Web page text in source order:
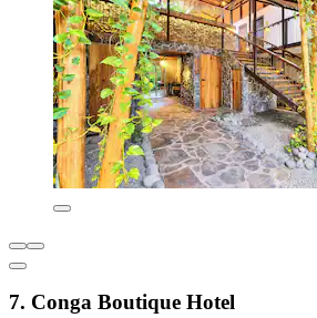
7. Conga Boutique Hotel